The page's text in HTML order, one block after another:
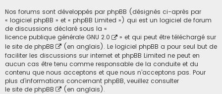
Nos forums sont développés par phpBB (désignés ci-après par
« logiciel phpBB » et « phpBB Limited ») qui est un logiciel de forum
de discussions déclaré sous la «
licence publique générale GNU 2.0
» et qui peut être téléchargé sur
le site de phpBB
(en anglais). Le logiciel phpBB a pour seul but de
faciliter les discussions sur internet et phpBB Limited ne peut en
aucun cas être tenu comme responsable de la conduite et du
contenu que nous acceptons et que nous n’acceptons pas. Pour
plus d’informations concernant phpBB, veuillez consulter
le site de phpBB
(en anglais).